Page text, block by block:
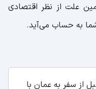
علت از نظر اقتصادی
شما به حساب می‌آید.
از سفر به عمان با